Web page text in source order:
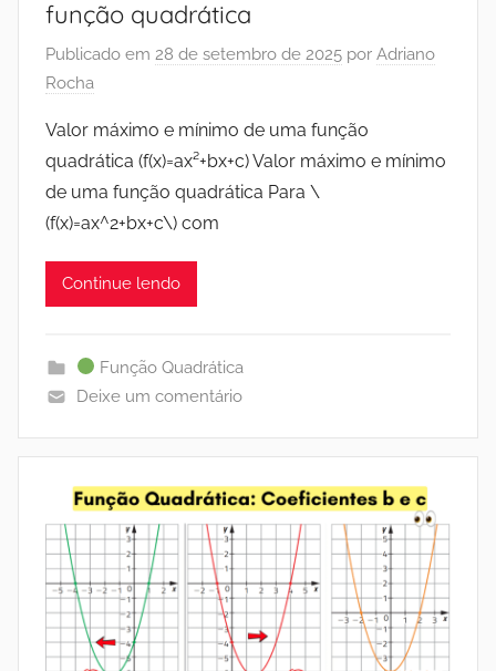
função quadrática
Publicado em 28 de setembro de 2025 por Adriano
Rocha
Valor máximo e mínimo de uma função
quadrática (f(x)=ax²+bx+c) Valor máximo e mínimo
de uma função quadrática Para \
(f(x)=ax^2+bx+c\) com
Continue lendo
Função Quadrática
Deixe um comentário